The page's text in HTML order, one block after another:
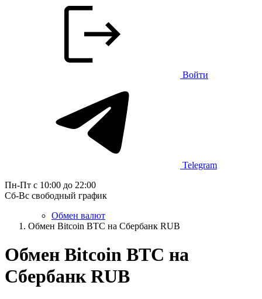
Войти
Telegram
Пн-Пт с 10:00 до 22:00
Сб-Вс свободный график
Обмен валют
Обмен Bitcoin BTC на Сбербанк RUB
Обмен Bitcoin BTC на
Сбербанк RUB